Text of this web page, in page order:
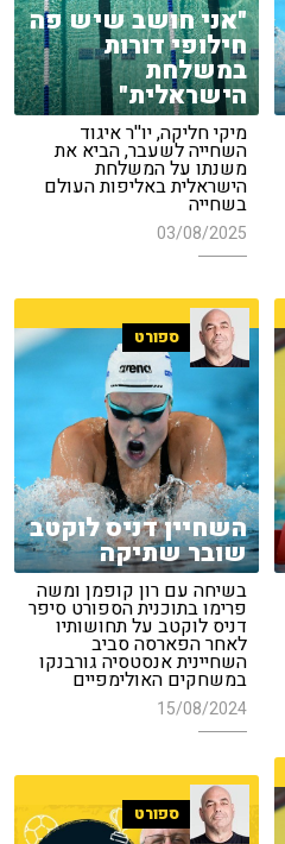
"אני חושב שיש פה
חילופי דורות
במשלחת
הישראלית"
מיקי חליקה, יו''ר איגוד
השחייה לשעבר, הביא את
משנתו על המשלחת
הישראלית באליפות העולם
בשחייה
03/08/2025
ספורט
השחיין דניס לוקטב
שובר שתיקה
בשיחה עם רון קופמן ומשה
פרימו בתוכנית הספורט סיפר
דניס לוקטב על תחושותיו
לאחר הפארסה סביב
השחיינית אנסטסיה גורבנקו
במשחקים האולימפיים
15/08/2024
ספורט